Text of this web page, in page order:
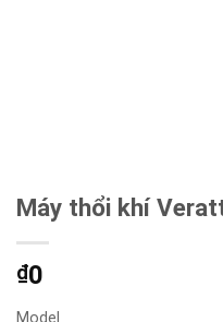
Máy thổi khí
₫0
Model